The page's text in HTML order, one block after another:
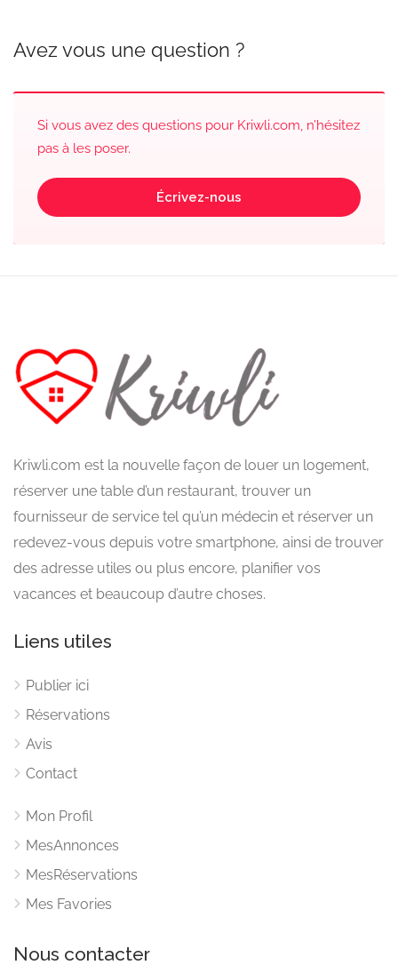
Avez vous une question ?
Si vous avez des questions pour Kriwli.com, n’hésitez
pas à les poser.
Écrivez-nous
Kriwli.com est la nouvelle façon de louer un logement,
réserver une table d’un restaurant, trouver un
fournisseur de service tel qu’un médecin et réserver un
redevez-vous depuis votre smartphone, ainsi de trouver
des adresse utiles ou plus encore, planifier vos
vacances et beaucoup d’autre choses.
Liens utiles
Publier ici
Réservations
Avis
Contact
Mon Profil
MesAnnonces
MesRéservations
Mes Favories
Nous contacter